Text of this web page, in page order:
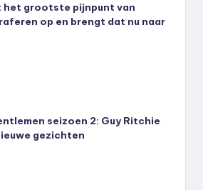
het grootste pijnpunt van
op en brengt dat nu naar
seizoen 2: Guy Ritchie
gezichten